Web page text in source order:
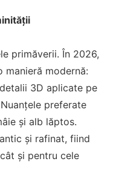
primăverii. În 2026,
modernă:
3D aplicate pe
preferate
și alb lăptos.
și rafinat, fiind
și pentru cele